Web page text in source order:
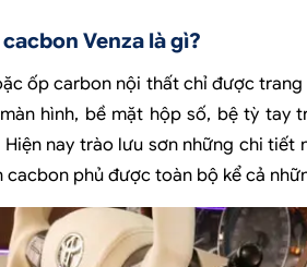
Venza là gì?
ốp carbon nội thất chỉ được
hình, bề mặt hộp số, bệ tỳ
Hiện nay trào lưu sơn những chi
cacbon phủ được toàn bộ kể cả